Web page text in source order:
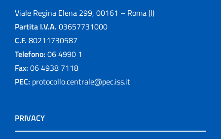
Viale Regina Elena 299, 00161 – Roma (I)
Partita I.V.A. 03657731000
C.F. 80211730587
Telefono: 06 4990 1
Fax: 06 4938 7118
PEC: protocollo.centrale@pec.iss.it
PRIVACY